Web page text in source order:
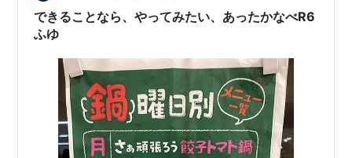
できることなら、やってみたい、あったかなべR6
ふゆ